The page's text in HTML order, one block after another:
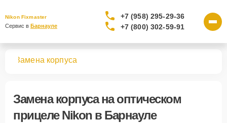
Nikon Fixmaster
Сервис в Барнауле
+7 (958) 295-29-36
+7 (800) 302-59-91
Замена корпуса
Замена корпусана оптическом
прицеле Nikon в Барнауле